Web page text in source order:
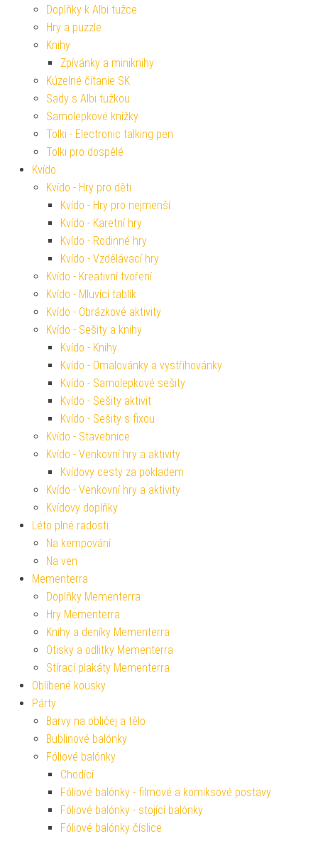
Doplňky k Albi tužce
Hry a puzzle
Knihy
Zpívánky a miniknihy
Kúzelné čítanie SK
Sady s Albi tužkou
Samolepkové knížky
Tolki - Electronic talking pen
Tolki pro dospělé
Kvído
Kvído - Hry pro děti
Kvído - Hry pro nejmenší
Kvído - Karetní hry
Kvído - Rodinné hry
Kvído - Vzdělávací hry
Kvído - Kreativní tvoření
Kvído - Mluvící tablík
Kvído - Obrázkové aktivity
Kvído - Sešity a knihy
Kvído - Knihy
Kvído - Omalovánky a vystřihovánky
Kvído - Samolepkové sešity
Kvído - Sešity aktivit
Kvído - Sešity s fixou
Kvído - Stavebnice
Kvído - Venkovní hry a aktivity
Kvídovy cesty za pokladem
Kvído - Venkovní hry a aktivity
Kvídovy doplňky
Léto plné radosti
Na kempování
Na ven
Mementerra
Doplňky Mementerra
Hry Mementerra
Knihy a deníky Mementerra
Otisky a odlitky Mementerra
Stírací plakáty Mementerra
Oblíbené kousky
Párty
Barvy na obličej a tělo
Bublinové balónky
Fóliové balónky
Chodící
Fóliové balónky - filmové a komiksové postavy
Fóliové balónky - stojící balónky
Fóliové balónky číslice